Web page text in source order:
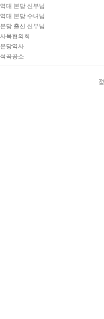
역대 본당 신부님
역대 본당 수녀님
본당 출신 신부님
사목협의회
본당역사
석곡공소